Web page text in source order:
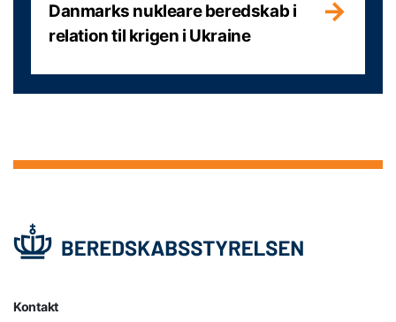
Danmarks nukleare beredskab i
relation til krigen i Ukraine
Kontakt